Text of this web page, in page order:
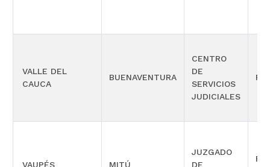
VALLE DEL
CAUCA
BUENAVENTURA
CENTRO
DE
SERVICIOS
JUDICIALES
VAUPÉS MITÚ
JUZGADO
DE